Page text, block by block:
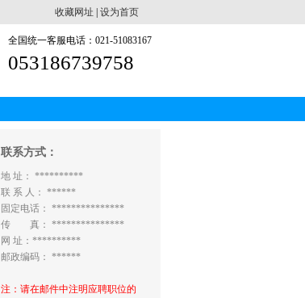
收藏网址 设为首页
全国统一客服电话：021-51083167
053186739758
联系方式：
地 址： **********
联 系 人： ******
固定电话： ***************
传 真： ***************
网 址：**********
邮政编码： ******
注：请在邮件中注明应聘职位的